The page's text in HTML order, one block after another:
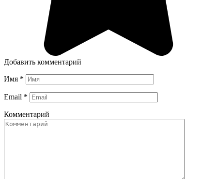
Добавить комментарий
Имя *
Email *
Комментарий